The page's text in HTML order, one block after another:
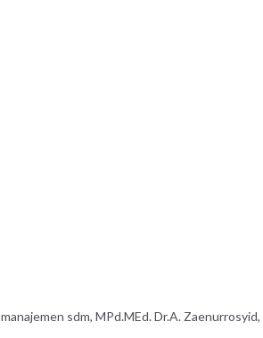
manajemen sdm, MPd.MEd. Dr.A. Zaenurrosyid,